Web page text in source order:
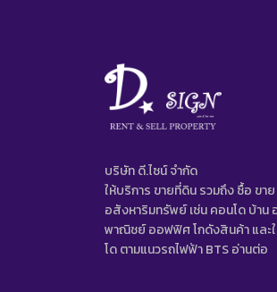
บริษัท ดี.ไซน์ จํากัด
ให้บริการ ขายที่ดิน รวมถึง ซื้อ ขาย
อสังหาริมทรัพย์ เช่น คอนโด บ้าน
พาณิชย์ ออฟฟิศ โกดังสินค้า และใ
โด ตามแนวรถไฟฟ้า BTSอ่านต่อ